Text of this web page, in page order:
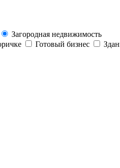
Загородная недвижимость
Готовый бизнес